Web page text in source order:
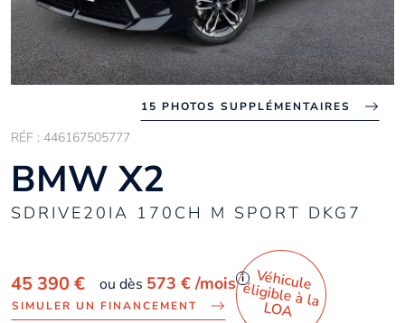
15 PHOTOS SUPPLÉMENTAIRES
RÉF : 446167505777
BMW X2
SDRIVE20IA 170CH M SPORT DKG7
45 390 € ou dès 573 €/mois i
SIMULER UN FINANCEMENT
Véhicule
éligible à la
LO
A